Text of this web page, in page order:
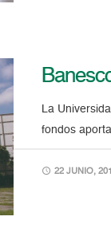
La
fondos
22 JUNIO,